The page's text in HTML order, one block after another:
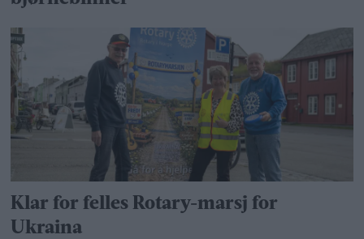
Klar for felles Rotary-marsj for
Ukraina